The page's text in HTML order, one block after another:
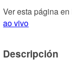
Ver esta página
ao vivo
Descripción